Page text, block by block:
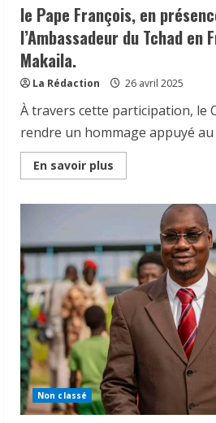
le Pape François, en
l’Ambassadeur du Tchad en
Makaila.
La Rédaction 26 avril 2025
À travers cette participation, le
rendre un hommage appuyé au
En savoir plus
more
|M.Guibolo
Mathieu,
représentant
du
Maréchal
Mahamat
Idriss
Déby
Itno,
Président
de
la
République,
a
pris
part
ce
samedi
Non classé